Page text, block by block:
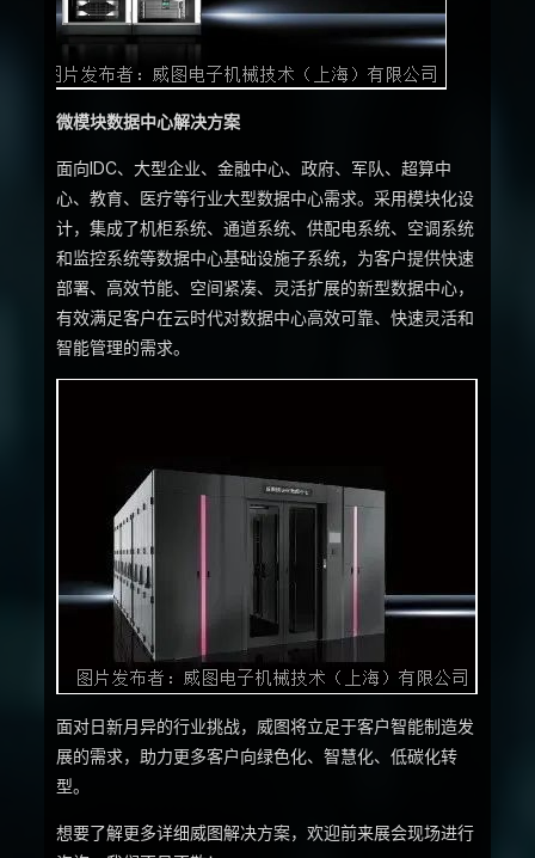
微模块数据中心解决方案
面向IDC、大型企业、金融中心、政府、军队、超算中
心、教育、医疗等行业大型数据中心需求。采用模块化设
计，集成了机柜系统、通道系统、供配电系统、空调系统
和监控系统等数据中心基础设施子系统，为客户提供快速
部署、高效节能、空间紧凑、灵活扩展的新型数据中心，
有效满足客户在云时代对数据中心高效可靠、快速灵活和
智能管理的需求。
面对日新月异的行业挑战，威图将立足于客户智能制造发
展的需求，助力更多客户向绿色化、智慧化、低碳化转
型。
想要了解更多详细威图解决方案，欢迎前来展会现场进行